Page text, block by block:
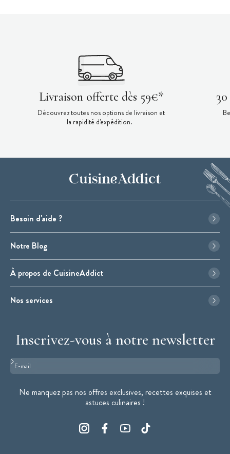
Livraison offerte dès 59€*
Découvrez toutes nos options de livraison et
la rapidité d'expédition.
Besoin d'aide ?
Notre Blog
À propos de CuisineAddict
Nos services
Inscrivez-vous à notre newsletter
Format : adresse@email.com
Ne manquez pas nos offres exclusives, recettes exquises et
astuces culinaires !